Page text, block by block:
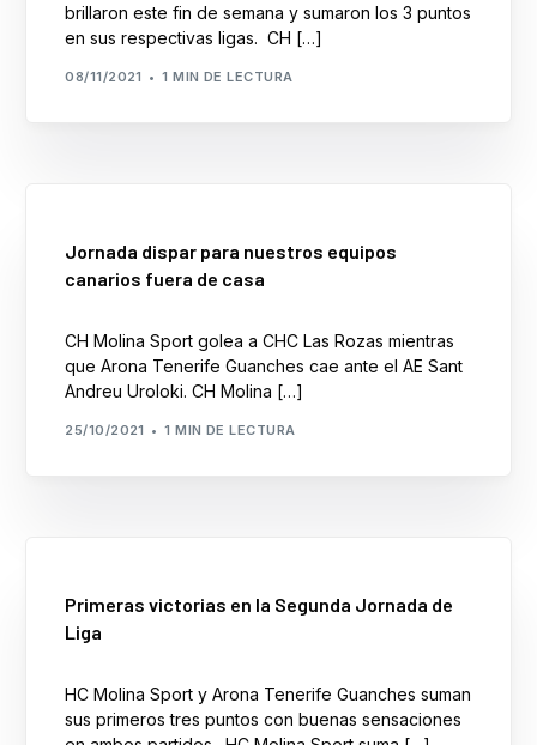
brillaron este fin de semana y sumaron los 3 puntos
en sus respectivas ligas. CH […]
08/11/2021 1 MIN DE LECTURA
Jornada dispar para nuestros equipos
canarios fuera de casa
CH Molina Sport golea a CHC Las Rozas mientras
que Arona Tenerife Guanches cae ante el AE Sant
Andreu Uroloki. CH Molina […]
25/10/2021 1 MIN DE LECTURA
Primeras victorias en la Segunda Jornada de
Liga
HC Molina Sport y Arona Tenerife Guanches suman
sus primeros tres puntos con buenas sensaciones